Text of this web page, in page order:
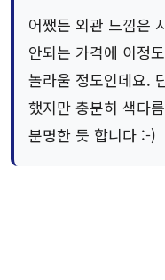
어쨌든 외관 느낌은
안되는 가격에 이정
놀라울 정도인데요.
했지만 충분히 색다
분명한 듯 합니다 :-)